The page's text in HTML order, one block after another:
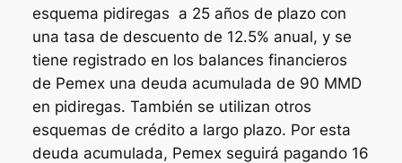
esquema pidiregas a 25 años de plazo con
una tasa de descuento de 12.5% anual, y se
tiene registrado en los balances financieros
de Pemex una deuda acumulada de 90 MMD
en pidiregas. También se utilizan otros
esquemas de crédito a largo plazo. Por esta
deuda acumulada, Pemex seguirá pagando 16